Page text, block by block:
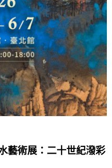
藝術展：二十世紀潑彩